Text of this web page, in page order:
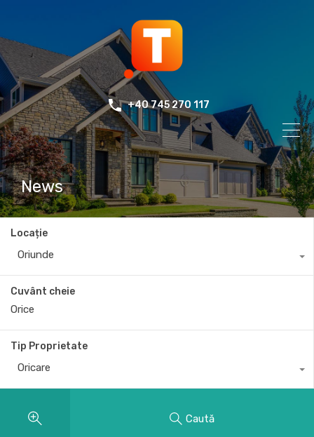
+40 745 270 117
News
Locație
Oriunde
Cuvânt cheie
Tip Proprietate
Oricare
Caută